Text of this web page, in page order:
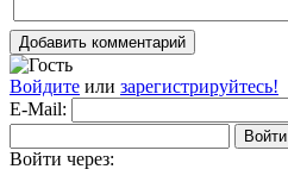
Добавить комментарий
Войдите или зарегистрируйтесь!
E-Mail:
Войти
Войти через: